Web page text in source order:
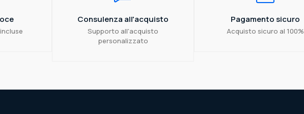
Consulenza all'acquisto
Supporto all'acquisto
personalizzato
Pagamento sicuro
Acquisto sicuro al 100%